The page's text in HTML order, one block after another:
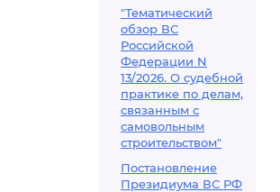
"Тематический
обзор ВС
Российской
Федерации N
13/2026. О судебной
практике по делам,
связанным с
самовольным
строительством"
Постановление
Президиума ВС РФ